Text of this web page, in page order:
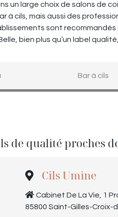
un large choix de salons de
à cils, mais aussi des
sont
bien plus qu’un label
de qualité proches
Cils Umine
Cabinet De La Vie, 1
85800 Saint-Gilles-Croix-